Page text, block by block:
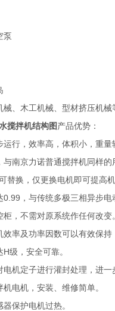
泵
械、木工机械、型材挤压机械
搅拌机结构图产品优势：
行，效率高，体积小，重量
与南京力诺普通搅拌机同样
替换，仅更换电机即可提高
0.99，与传统多极三相异步
，不需对原系统作任何改变。
率及功率因数可以有效保持
级，安全可靠。
机定子进行灌封处理，进一
电机，安装、维修简单。
保护电机过热。